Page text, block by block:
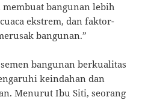
bangunan lebih
ekstrem, dan faktor-
bangunan.”
bangunan berkualitas
keindahan dan
Menurut Ibu Siti, seorang